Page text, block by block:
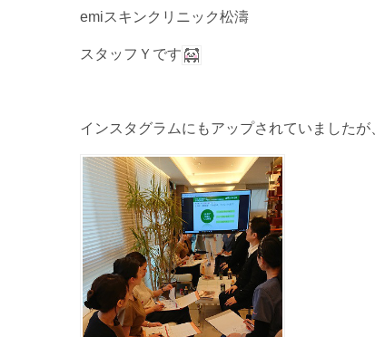
emiスキンクリニック松濤
スタッフＹです
インスタグラムにもアップされていましたが、